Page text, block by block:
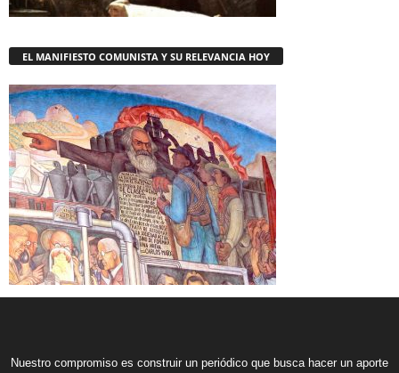
EL MANIFIESTO COMUNISTA Y SU RELEVANCIA HOY
Nuestro compromiso es construir un periódico que busca hacer un aporte